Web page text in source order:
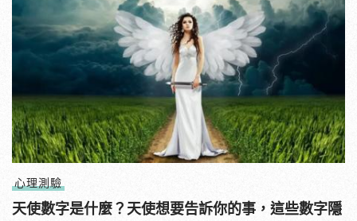
心理測驗
天使數字是什麼？天使想要告訴你的事，這些數字隱